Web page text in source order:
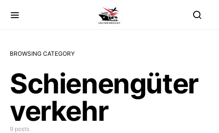
BROWSING CATEGORY
Schienengüter
verkehr
9 posts